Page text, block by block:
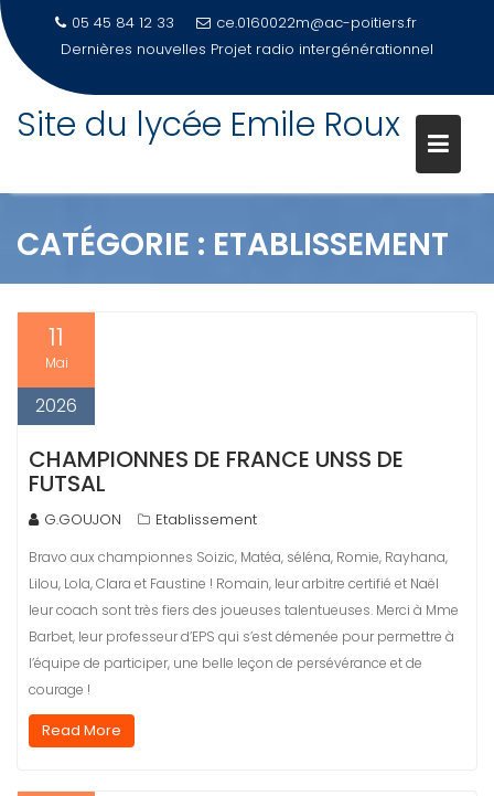
Skip
05 45 84 12 33
ce.0160022m@ac-poitiers.fr
Dernières nouvelles Projet radio intergénérationnel
Site du lycée Emile Roux
CATÉGORIE : ETABLISSEMENT
11
Mai
2026
CHAMPIONNES DE FRANCE UNSS DE
FUTSAL
G.GOUJON Etablissement
Bravo aux championnes Soizic, Matéa, séléna, Romie, Rayhana,
Lilou, Lola, Clara et Faustine ! Romain, leur arbitre certifié et Naël
leur coach sont très fiers des joueuses talentueuses. Merci à Mme
Barbet, leur professeur d’EPS qui s’est démenée pour permettre à
l’équipe de participer, une belle leçon de persévérance et de
courage !
Read More